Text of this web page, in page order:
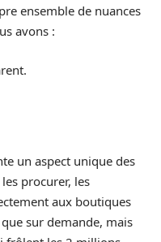
ensemble de nuances
avons :
un aspect unique des
procurer, les
aux boutiques
sur demande, mais